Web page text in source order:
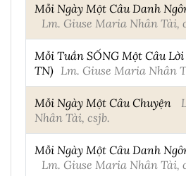
Mỗi Ngày Một Câu Danh
Lm. Giuse Maria Nhân Tài,
Mỗi Tuần SỐNG Một Câu Lời
TN) Lm. Giuse Maria Nhân
Mỗi Ngày Một Câu Chuyện
Nhân Tài, csjb.
Mỗi Ngày Một Câu Danh
Lm. Giuse Maria Nhân Tài,